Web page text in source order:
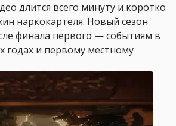
длится всего минуту и коротко
наркокартеля. Новый сезон
финала первого — событиям в
годах и первому местному